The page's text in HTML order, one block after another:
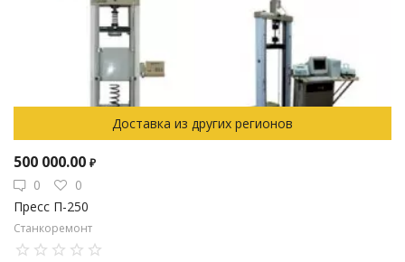
Доставка из других регионов
500 000.00 ₽
0
0
Пресс П-250
Станкоремонт